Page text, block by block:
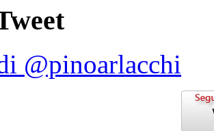
@pinoarlacchi